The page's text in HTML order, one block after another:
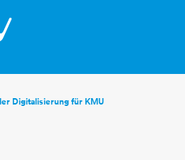
Digitalisierung für KMU